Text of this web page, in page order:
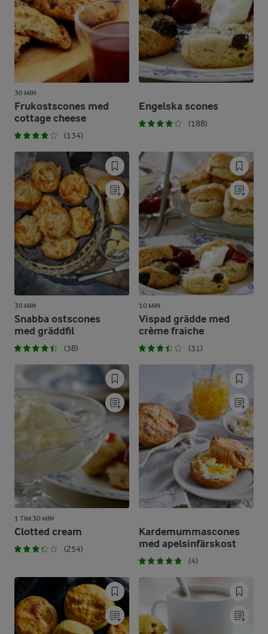
30 MIN
Frukostscones med
cottage cheese
(134)
Engelska scones
(188)
30 MIN
Snabba ostscones
med gräddfil
(38)
10 MIN
Vispad grädde med
crème fraiche
(31)
1 TIM 30 MIN
Clotted cream
(254)
Kardemummascones
med apelsinfärskost
(4)